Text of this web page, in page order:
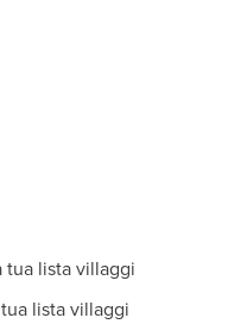
lista villaggi
lista villaggi